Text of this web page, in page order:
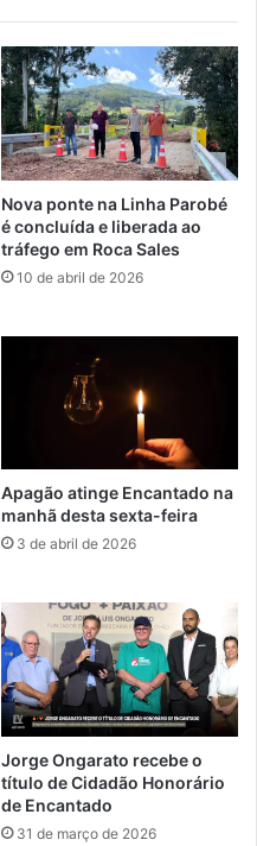
Nova ponte na Linha Parobé
é concluída e liberada ao
tráfego em Roca Sales
10 de abril de 2026
Apagão atinge Encantado na
manhã desta sexta-feira
3 de abril de 2026
Jorge Ongarato recebe o
título de Cidadão Honorário
de Encantado
31 de março de 2026